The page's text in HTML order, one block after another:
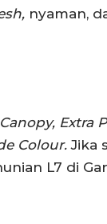
nyaman,
Extra
Colour.Jika
L7 di